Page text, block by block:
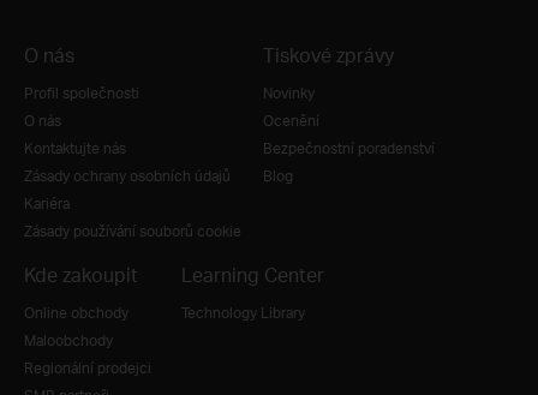
O nás
Profil společnosti
O nás
Kontaktujte nás
Zásady ochrany osobních údajů
Kariéra
Zásady používání souborů cookie
Tiskové zprávy
Novinky
Ocenění
Bezpečnostní poradenství
Blog
Kde zakoupit
Online obchody
Maloobchody
Regionální prodejci
Learning Center
Technology Library